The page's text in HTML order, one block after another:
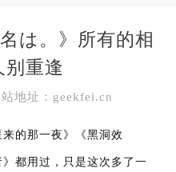
は。》所有的相
别重逢
地址：geekfei.cn
的那一夜》《黑洞效
都用过，只是这次多了一